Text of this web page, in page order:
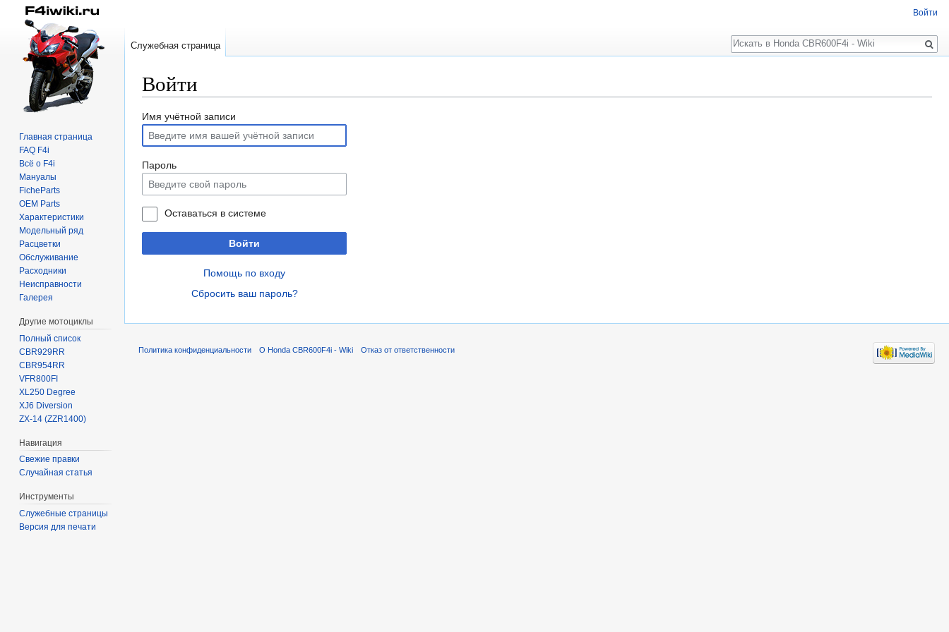
Войти
Перейти
навигации
Перейти
поиску
Имя учётной записи
Пароль
Оставаться в системе
Войти
Помощь по входу
Сбросить ваш пароль?
Войти
Служебная страница
Поиск
Главная страница
FAQ F4i
Всё о F4i
Мануалы
FicheParts
OEM Parts
Характеристики
Модельный ряд
Расцветки
Обслуживание
Расходники
Неисправности
Галерея
Другие мотоциклы
Полный список
CBR929RR
CBR954RR
VFR800FI
XL250 Degree
XJ6 Diversion
ZX-14 (ZZR1400)
Навигация
Свежие правки
Случайная статья
Инструменты
Служебные страницы
Версия для печати
Политика конфиденциальности О Honda CBR600F4i - Wiki Отказ от ответственности